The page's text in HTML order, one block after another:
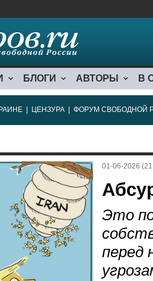
БЛОГИ АВТОРЫ В
ЦЕНЗУРА ФОРУМ СВОБОДНОЙ
01-06-2026
Это
перед